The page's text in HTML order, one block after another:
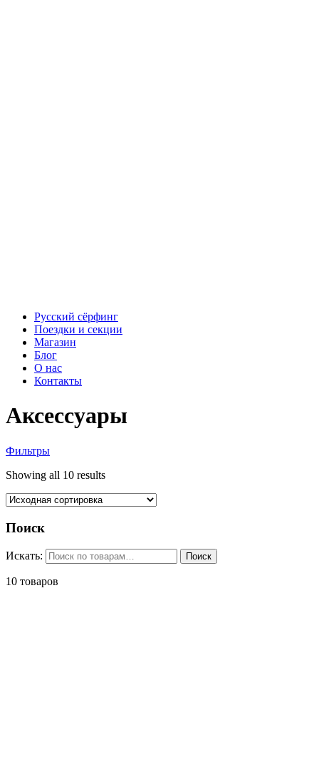
Русский сёрфинг
Поездки и секции
Магазин
Блог
О нас
Контакты
Аксессуары
Фильтры
Showing all 10 results
Поиск
Искать: Поиск
10 товаров